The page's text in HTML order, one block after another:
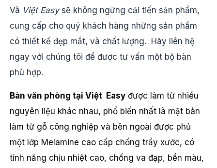
Và Việt Easysẽ không ngừng cải tiến sản phẩm,
cung cấp cho quý khách hàng những sản phẩm
có thiết kế đẹp mắt, và chất lượng. Hãy liên hệ
ngay với chúng tôi để được tư vấn một bộ bàn
phù hợp.
Bàn văn phòng tại Việt Easy được làm từ nhiều
nguyên liệu khác nhau, phổ biến nhất là mặt bàn
làm từ gỗ công nghiệp và bên ngoài được phủ
một lớp Melamine cao cấp chống trầy xước, có
tính năng chịu nhiệt cao, chống va đạp, bền màu,